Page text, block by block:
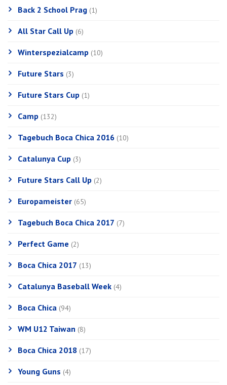
Back 2 School Prag (1)
All Star Call Up (6)
Winterspezialcamp (10)
Future Stars (3)
Future Stars Cup (1)
Camp (132)
Tagebuch Boca Chica 2016 (10)
Catalunya Cup (3)
Future Stars Call Up (2)
Europameister (65)
Tagebuch Boca Chica 2017 (7)
Perfect Game (2)
Boca Chica 2017 (13)
Catalunya Baseball Week (4)
Boca Chica (94)
WM U12 Taiwan (8)
Boca Chica 2018 (17)
Young Guns (4)